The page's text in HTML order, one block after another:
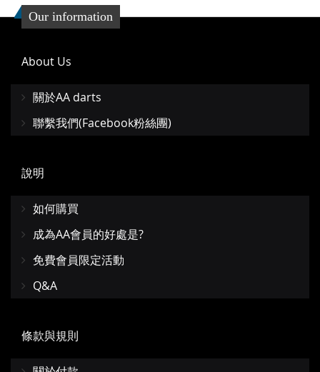
Our information
About Us
關於AA darts
聯繫我們(Facebook粉絲團)
說明
如何購買
成為AA會員的好處是?
免費會員限定活動
Q&A
條款與規則